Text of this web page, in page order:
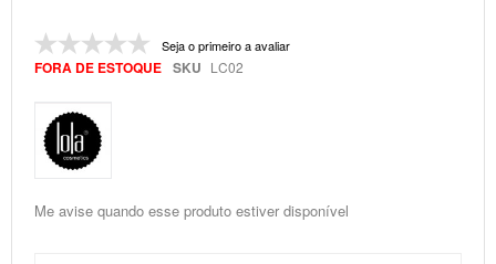
da
Galeria
de
Seja o primeiro a avaliar
FORA DE ESTOQUE SKU LC02
Me avise quando esse produto estiver disponível